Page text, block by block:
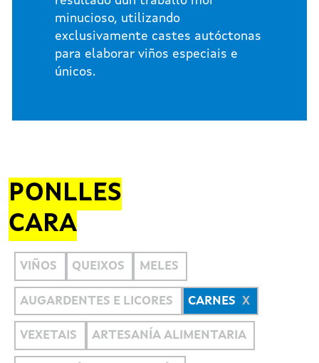
minucioso, utilizando
exclusivamente castes autóctonas
para elaborar viños especiais e
únicos.
PONLLES
CARA
VIÑOS QUEIXOS MELES
AUGARDENTES E LICORES CARNES
VEXETAIS ARTESANÍA ALIMENTARIA